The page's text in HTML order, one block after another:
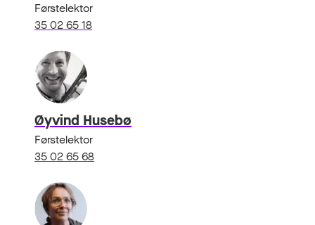
Førstelektor
35 02 65 18
Øyvind Husebø
Førstelektor
35 02 65 68